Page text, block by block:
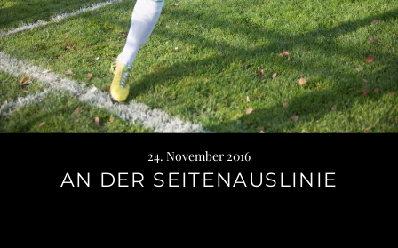
24. November 2016
AN DER SEITENAUSLINIE